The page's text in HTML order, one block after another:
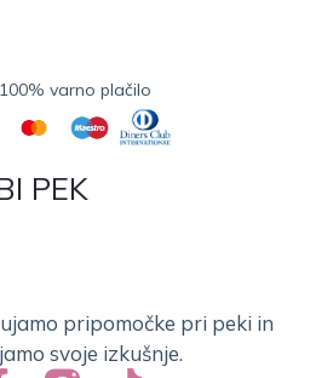
PEK
pripomočke pri peki in
svoje izkušnje.
100% varno plačilo